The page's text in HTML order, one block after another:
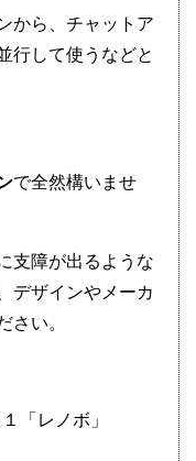
から、チャットア
行して使うなどと
で全然構いませ
支障が出るような
デザインやメーカ
さい。
「レノボ」